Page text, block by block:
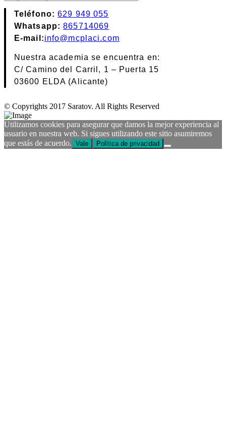
Teléfono:629 949 055
Whatsapp:865714069
E-mail:info@mcplaci.com
Nuestra academia se encuentra en:
C/ Camino del Carril, 1 – Puerta 15
03600 ELDA (Alicante)
© Copyrights 2017 Saratov. All Rights Reserved
Utilizamos cookies para asegurar que damos la mejor experiencia al
usuario en nuestra web. Si sigues utilizando este sitio asumiremos
que estás de acuerdo. Vale Política de privacidad